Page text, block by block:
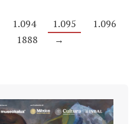
1.094 1.095
1.096
1888 →